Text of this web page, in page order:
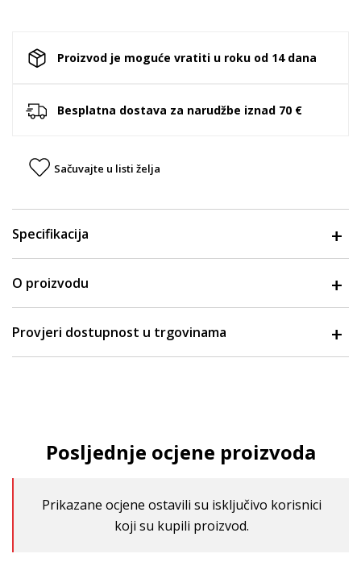
Proizvod je moguće vratiti u roku od 14 dana
Besplatna dostava za narudžbe iznad 70 €
Sačuvajte u listi želja
Specifikacija
O proizvodu
Provjeri dostupnost u trgovinama
Posljednje ocjene proizvoda
Prikazane ocjene ostavili su isključivo korisnici
koji su kupili proizvod.